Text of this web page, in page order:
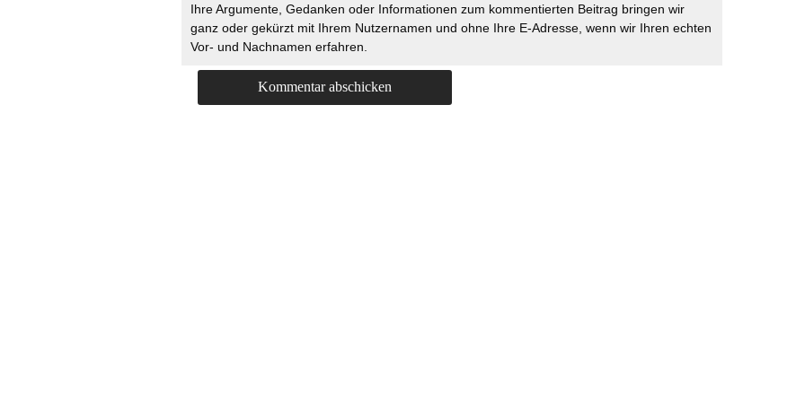
Ihre Argumente, Gedanken oder Informationen zum kommentierten Beitrag bringen wir
ganz oder gekürzt mit Ihrem Nutzernamen und ohne Ihre E-Adresse, wenn wir Ihren echten
Vor- und Nachnamen erfahren.